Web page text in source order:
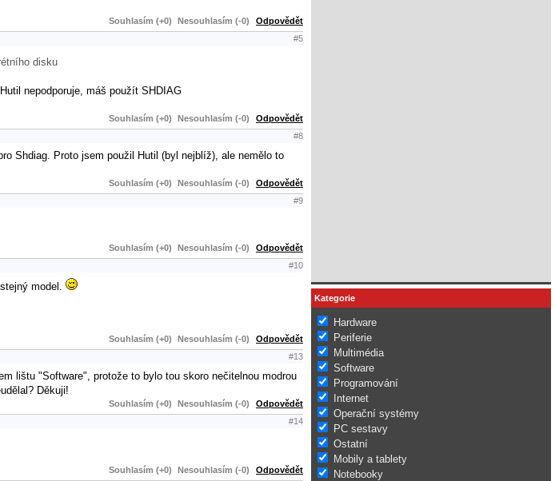
Souhlasím (+0) Nesouhlasím (-0) Odpovědět
#5
disku
nepodporuje, máš použít SHDIAG
Souhlasím (+0) Nesouhlasím (-0) Odpovědět
#8
Shdiag. Proto jsem použil Hutil (byl nejblíž), ale nemělo to
Souhlasím (+0) Nesouhlasím (-0) Odpovědět
#9
Souhlasím (+0) Nesouhlasím (-0) Odpovědět
#10
model.
Souhlasím (+0) Nesouhlasím (-0) Odpovědět
#13
lištu "Software", protože to bylo tou skoro nečitelnou modrou
Děkuji!
Souhlasím (+0) Nesouhlasím (-0) Odpovědět
#14
Souhlasím (+0) Nesouhlasím (-0) Odpovědět
Kategorie
Hardware
Periferie
Multimédia
Software
Programování
Internet
Operační systémy
PC sestavy
Ostatní
Mobily a tablety
Notebooky